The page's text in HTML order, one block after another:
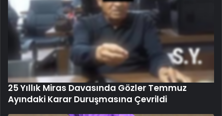
25 Yıllık Miras Davasında Gözler Temmuz
Ayındaki Karar Duruşmasına Çevrildi